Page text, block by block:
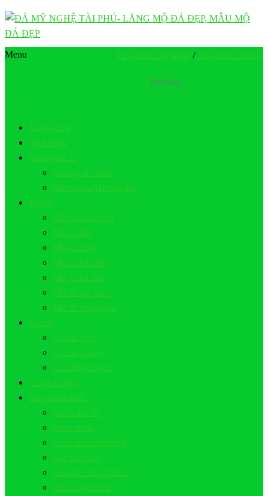
Tư vấn đá mỹ nghệ / Sản phẩm nổi bật
Menu
Trang Chủ
Giới thiệu
Nhang án đá
Hương án cánh
Nhang án (Hương án)
Mộ đá
Mộ đá Tam Sơn
Mộ đá đôi
Mộ đá tròn
Mộ đá hai đao
Mộ đá ba đao
Mộ đá lục giác
Mộ đá công giáo
Cột đá
Cột đá tròn
Cột đá vuông
Cột đồng trụ đá
Cổng đá đẹp
Sản phẩm khác
Cuốn thư đá
Lan can đá
Lan can đá biệt thự
Bậc thềm đá
Bàn ghế đá tự nhiên
Bia đá tự nhiên